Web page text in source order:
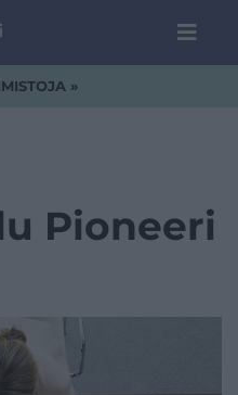
»
Pioneeri